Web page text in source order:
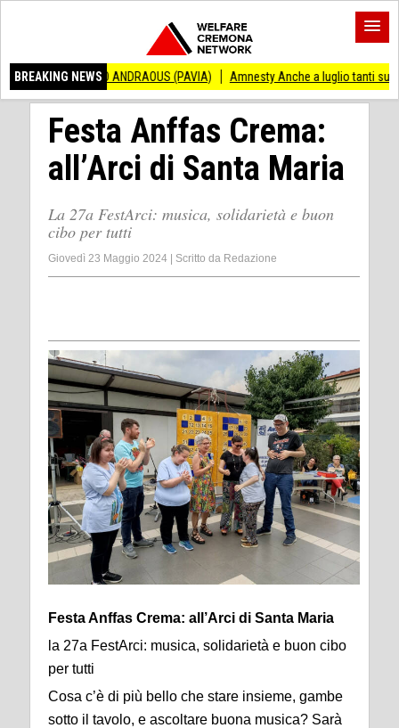
BREAKING NEWS
ANDRAOUS (PAVIA) Amnesty Anche a luglio tanti successi ed
Festa Anffas Crema:
all’Arci di Santa Maria
La 27a FestArci: musica, solidarietà e buon
cibo per tutti
Giovedì 23 Maggio 2024 Scritto da Redazione
Festa Anffas Crema: all’Arci di Santa Maria
la 27a FestArci: musica, solidarietà e buon cibo
per tutti
Cosa c’è di più bello che stare insieme, gambe
sotto il tavolo, e ascoltare buona musica? Sarà